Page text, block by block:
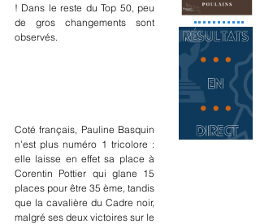
! Dans le reste du Top 50, peu
de gros changements sont
observés.
Coté français, Pauline Basquin
n'est plus numéro 1 tricolore :
elle laisse en effet sa place à
Corentin Pottier qui glane 15
places pour être 35 ème, tandis
que la cavalière du Cadre noir,
malgré ses deux victoires sur le